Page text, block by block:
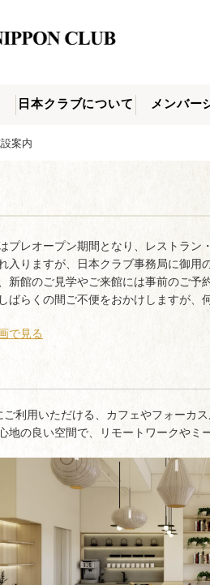
日本クラブについて メンバー
案内
プレオープン期間となり、レストラ
入りますが、日本クラブ事務局に御用
新館のご見学やご来館には事前のご
ばらくの間ご不便をおかけしますが、
で見る
ご利用いただける、カフェやフォーカ
地の良い空間で、リモートワークやミ